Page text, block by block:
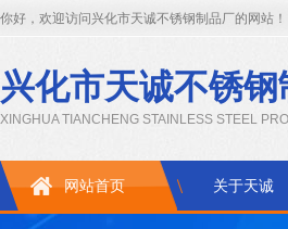
你好，欢迎访问兴化市天诚不锈钢制品厂的网站！
兴化市天诚不锈
XINGHUA TIANCHENG STAINLESS STEEL
网站首页 关于天诚